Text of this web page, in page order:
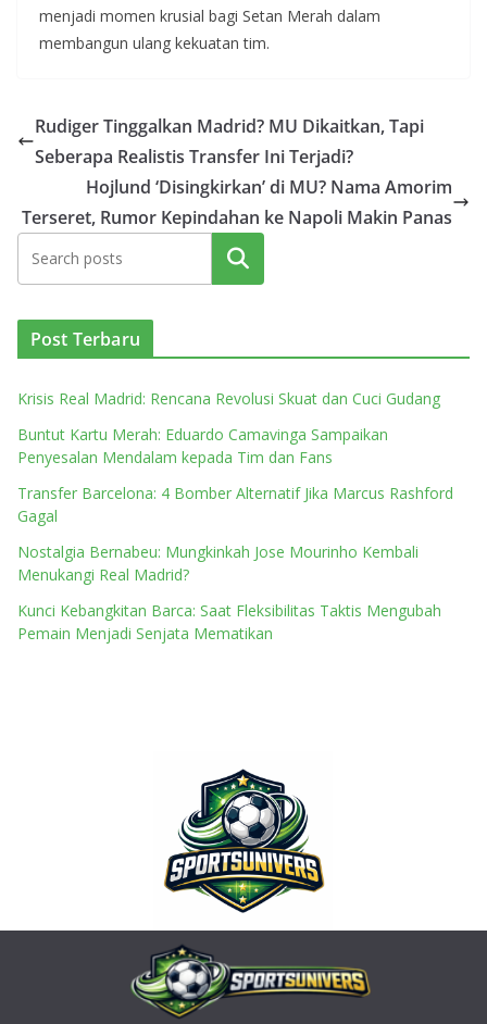
menjadi momen krusial bagi Setan Merah dalam
membangun ulang kekuatan tim.
Rudiger Tinggalkan Madrid? MU Dikaitkan, Tapi
Seberapa Realistis Transfer Ini Terjadi?
Hojlund ‘Disingkirkan’ di MU? Nama Amorim
Terseret, Rumor Kepindahan ke Napoli Makin Panas
Cari
Post Terbaru
Krisis Real Madrid: Rencana Revolusi Skuat dan Cuci Gudang
Buntut Kartu Merah: Eduardo Camavinga Sampaikan
Penyesalan Mendalam kepada Tim dan Fans
Transfer Barcelona: 4 Bomber Alternatif Jika Marcus Rashford
Gagal
Nostalgia Bernabeu: Mungkinkah Jose Mourinho Kembali
Menukangi Real Madrid?
Kunci Kebangkitan Barca: Saat Fleksibilitas Taktis Mengubah
Pemain Menjadi Senjata Mematikan